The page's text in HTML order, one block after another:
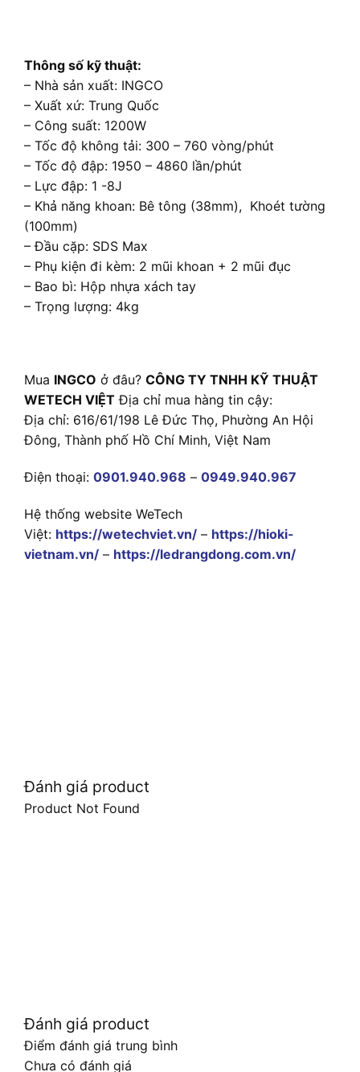
Thông số kỹ thuật:
– Nhà sản xuất: INGCO
– Xuất xứ: Trung Quốc
– Công suất: 1200W
– Tốc độ không tải: 300 – 760 vòng/phút
– Tốc độ đập: 1950 – 4860 lần/phút
– Lực đập: 1 -8J
– Khả năng khoan: Bê tông (38mm), Khoét tường
(100mm)
– Đầu cặp: SDS Max
– Phụ kiện đi kèm: 2 mũi khoan + 2 mũi đục
– Bao bì: Hộp nhựa xách tay
– Trọng lượng: 4kg
Mua INGCO ở đâu? CÔNG TY TNHH KỸ THUẬT
WETECH VIỆT Địa chỉ mua hàng tin cậy:
Địa chỉ: 616/61/198 Lê Đức Thọ, Phường An Hội
Đông, Thành phố Hồ Chí Minh, Việt Nam
Điện thoại: 0901.940.968 – 0949.940.967
Hệ thống website WeTech
Việt: https://wetechviet.vn/ – https://hioki-
vietnam.vn/ – https://ledrangdong.com.vn/
Đánh giá product
Product Not Found
Đánh giá product
Điểm đánh giá trung bình
Chưa có đánh giá